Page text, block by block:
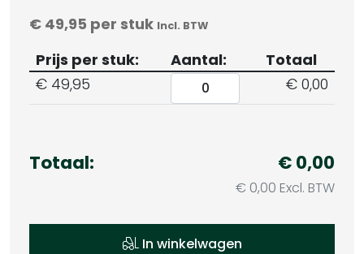
€ 49,95 per stuk Incl. BTW
Prijs per stuk: Aantal:
Totaal
€ 49,95
€ 0,00
Totaal: €0,00
€ 0,00 Excl. BTW
In winkelwagen